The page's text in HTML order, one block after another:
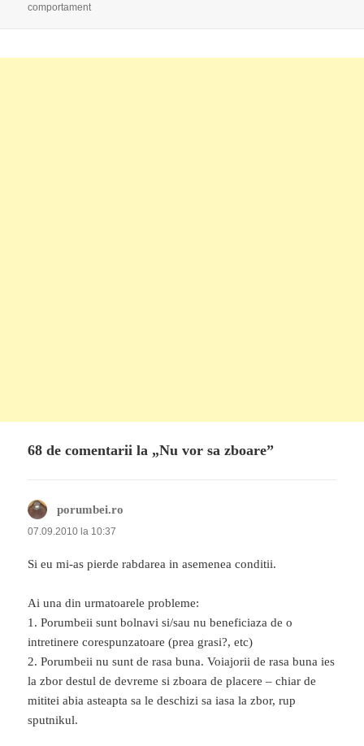
comportament
68 de comentarii la „Nu vor sa zboare”
porumbei.ro
07.09.2010 la 10:37
Si eu mi-as pierde rabdarea in asemenea conditii.
Ai una din urmatoarele probleme:
1. Porumbeii sunt bolnavi si/sau nu beneficiaza de o
intretinere corespunzatoare (prea grasi?, etc)
2. Porumbeii nu sunt de rasa buna. Voiajorii de rasa buna ies
la zbor destul de devreme si zboara de placere – chiar de
mititei abia asteapta sa le deschizi sa iasa la zbor, rup
sputnikul.